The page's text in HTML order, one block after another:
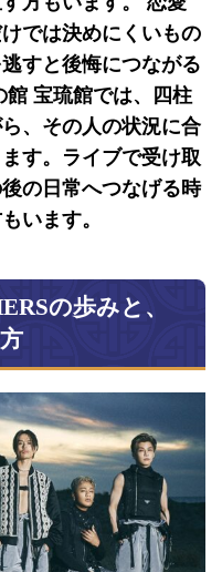
では決めにくいもの
すと後悔につながる
館 宝琉館では、四柱
、その人の状況に合
す。ライブで受け取
の日常へつなげる時
います。
の歩みと、